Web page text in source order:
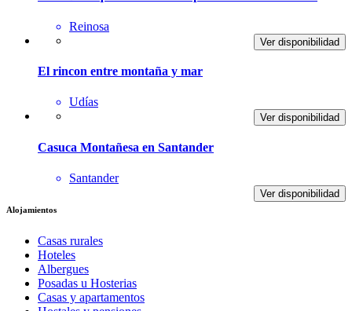
Reinosa
Ver disponibilidad
El rincon entre montaña y mar
Udías
Ver disponibilidad
Casuca Montañesa en Santander
Santander
Ver disponibilidad
Alojamientos
Casas rurales
Hoteles
Albergues
Posadas u Hosterias
Casas y apartamentos